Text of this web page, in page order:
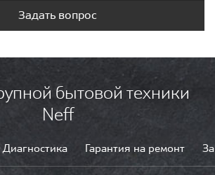
Задать вопрос
бытовой техники
Neff
Диагностика Гарантия на ремонт